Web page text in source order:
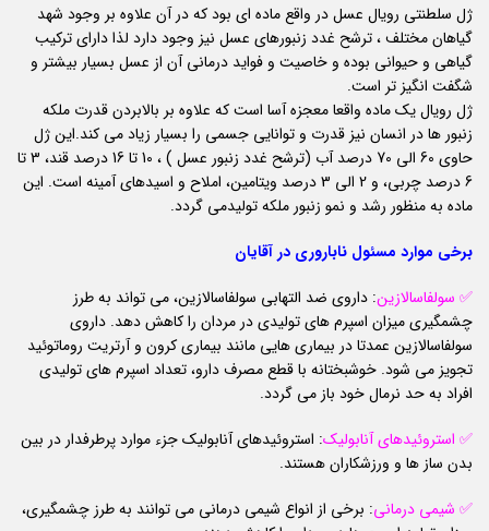
ژل سلطنتی رویال عسل در واقع ماده ای بود که در آن علاوه بر وجود شهد
گیاهان مختلف ، ترشح غدد زنبورهای عسل نیز وجود دارد لذا دارای ترکیب
گیاهی و حیوانی بوده و خاصیت و فواید درمانی آن از عسل بسیار بیشتر و
شگفت انگیز تر است.
ژل رویال یک ماده واقعا معجزه آسا است که علاوه بر بالابردن قدرت ملکه
زنبور ها در انسان نیز قدرت و توانایی جسمی را بسیار زیاد می کند.این ژل
حاوی 60 الی 70 درصد آب (ترشح غدد زنبور عسل ) ، 10 تا 16 درصد قند، 3 تا
6 درصد چربی، و 2 الی 3 درصد ویتامین، املاح و اسیدهای آمینه است. این
ماده به منظور رشد و نمو زنبور ملکه تولیدمی گردد.
برخی موارد مسئول ناباروری در آقایان
✅ سولفاسالازین: داروی ضد التهابی سولفاسالازین، می تواند به طرز
چشمگیری میزان اسپرم های تولیدی در مردان را کاهش دهد. داروی
سولفاسالازین عمدتا در بیماری هایی مانند بیماری کرون و آرتریت روماتوئید
تجویز می شود. خوشبختانه با قطع مصرف دارو، تعداد اسپرم های تولیدی
افراد به حد نرمال خود باز می گردد.
✅ استروئیدهایآنابولیک: استروئیدهای آنابولیک جزء موارد پرطرفدار در بین
بدن ساز ها و ورزشکاران هستند.
✅ شیمی درمانی: برخی از انواع شیمی درمانی می توانند به طرز چشمگیری،